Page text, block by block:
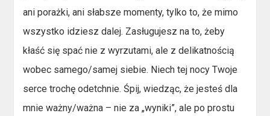
ani porażki, ani słabsze momenty, tylko to, że mimo
wszystko idziesz dalej. Zasługujesz na to, żeby
kłaść się spać nie z wyrzutami, ale z delikatnością
wobec samego/samej siebie. Niech tej nocy Twoje
serce trochę odetchnie. Śpij, wiedząc, że jesteś dla
mnie ważny/ważna – nie za „wyniki”, ale po prostu